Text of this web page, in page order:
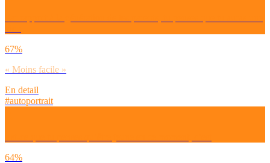
67%
« Moins facile »
En detail
#autoportrait
64%